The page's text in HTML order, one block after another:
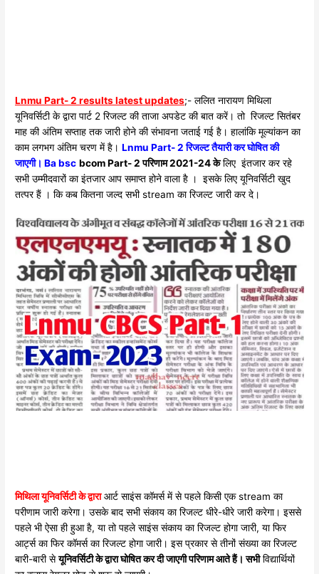
Lnmu Part- 2 results latest updates;- ललित नारायण मिथिला
यूनिवर्सिटी के द्वारा पार्ट 2 रिजल्ट की ताजा अपडेट की बात करें। तो रिजल्ट सितंबर
माह की अंतिम सप्ताह तक जारी होने की संभावना जताई गई है। हालांकि मूल्यांकन का
काम लगभग अंतिम चरण में है।Lnmu Part- 2 रिजल्ट तैयारी कर घोषित की
जाएगी। Ba bsc bcom Part- 2 परिणाम 2021-24 केलिए इंतजार कर रहे
सभी उम्मीदवारों का इंतजार आप समाप्त होने वाला है । इसके लिए यूनिवर्सिटी खुद
तत्पर हैं । कि कब कितना जल्द सभी stream का रिजल्ट जारी कर दे।
मिथिला यूनिवर्सिटी के द्वाराआर्ट साइंस कॉमर्स में से पहले किसी एक stream का
परीणाम जारी करेगा। उसके बाद सभी संकाय का रिजल्ट धीरे-धीरे जारी करेगा। इससे
पहले भी ऐसा ही हुआ है, या तो पहले साइंस संकाय का रिजल्ट होगा जारी, या फिर
आर्ट्स का फिर कॉमर्स का रिजल्ट होगा जारी। इस प्रकार से तीनों संख्या का रिजल्ट
बारी-बारी सेयूनिवर्सिटी के द्वारा घोषित कर दी जाएगी परिणाम आते हैं। सभीविद्यार्थियों